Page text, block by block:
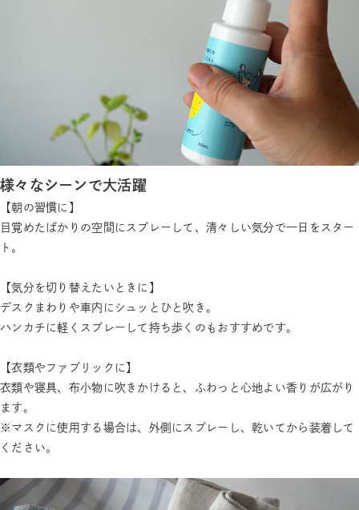
様々なシーンで大活躍
【朝の習慣に】
目覚めたばかりの空間にスプレーして、清々しい気分で一日をスター
ト。
【気分を切り替えたいときに】
デスクまわりや車内にシュッとひと吹き。
ハンカチに軽くスプレーして持ち歩くのもおすすめです。
【衣類やファブリックに】
衣類や寝具、布小物に吹きかけると、ふわっと心地よい香りが広がり
ます。
※マスクに使用する場合は、外側にスプレーし、乾いてから装着して
ください。